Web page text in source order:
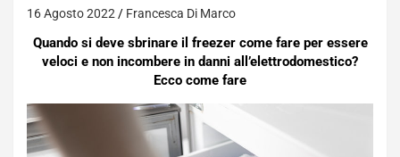
16 Agosto 2022 Francesca Di Marco
Quando si deve sbrinare il freezer come fare per essere
veloci e non incombere in danni all’elettrodomestico?
Ecco come fare